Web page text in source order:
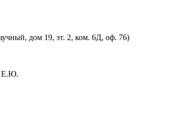
дом 19, эт. 2, ком. 6Д, оф. 76)
Е.Ю.